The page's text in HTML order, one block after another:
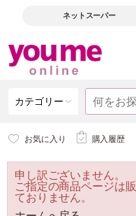
ネットスーパー
カテゴリー
お気に入り 購入履歴
申し訳ございません。
ご指定の商品ページは
ておりません。